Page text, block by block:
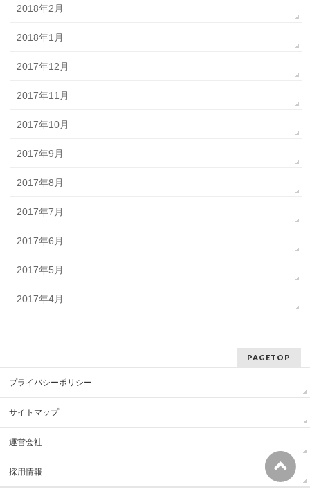
2018年2月
2018年1月
2017年12月
2017年11月
2017年10月
2017年9月
2017年8月
2017年7月
2017年6月
2017年5月
2017年4月
PAGETOP
プライバシーポリシー
サイトマップ
運営会社
採用情報